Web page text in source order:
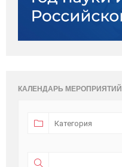
КАЛЕНДАРЬ МЕРОПРИЯТИЙ